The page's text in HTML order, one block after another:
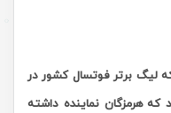
لیگ برتر فوتسال کشور در
هرمزگان نماینده داشته